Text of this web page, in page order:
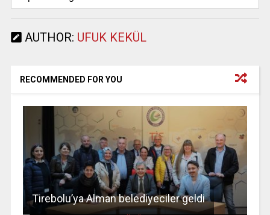
AUTHOR: UFUK KEKÜL
RECOMMENDED FOR YOU
Tirebolu’ya Alman belediyeciler geldi